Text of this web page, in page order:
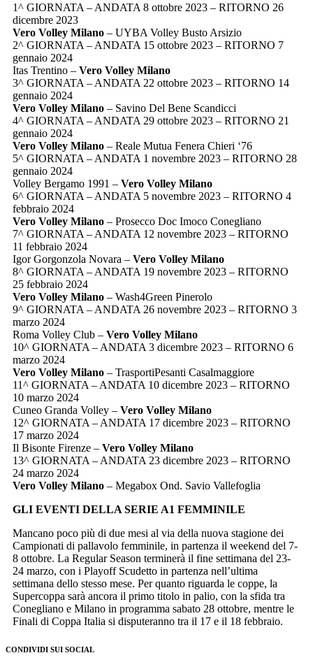
1^ GIORNATA – ANDATA 8 ottobre 2023 – RITORNO 26
dicembre 2023
Vero Volley Milano – UYBA Volley Busto Arsizio
2^ GIORNATA – ANDATA 15 ottobre 2023 – RITORNO 7
gennaio 2024
Itas Trentino – Vero Volley Milano
3^ GIORNATA – ANDATA 22 ottobre 2023 – RITORNO 14
gennaio 2024
Vero Volley Milano – Savino Del Bene Scandicci
4^ GIORNATA – ANDATA 29 ottobre 2023 – RITORNO 21
gennaio 2024
Vero Volley Milano – Reale Mutua Fenera Chieri ‘76
5^ GIORNATA – ANDATA 1 novembre 2023 – RITORNO 28
gennaio 2024
Volley Bergamo 1991 – Vero Volley Milano
6^ GIORNATA – ANDATA 5 novembre 2023 – RITORNO 4
febbraio 2024
Vero Volley Milano – Prosecco Doc Imoco Conegliano
7^ GIORNATA – ANDATA 12 novembre 2023 – RITORNO
11 febbraio 2024
Igor Gorgonzola Novara – Vero Volley Milano
8^ GIORNATA – ANDATA 19 novembre 2023 – RITORNO
25 febbraio 2024
Vero Volley Milano – Wash4Green Pinerolo
9^ GIORNATA – ANDATA 26 novembre 2023 – RITORNO 3
marzo 2024
Roma Volley Club – Vero Volley Milano
10^ GIORNATA – ANDATA 3 dicembre 2023 – RITORNO 6
marzo 2024
Vero Volley Milano – TrasportiPesanti Casalmaggiore
11^ GIORNATA – ANDATA 10 dicembre 2023 – RITORNO
10 marzo 2024
Cuneo Granda Volley – Vero Volley Milano
12^ GIORNATA – ANDATA 17 dicembre 2023 – RITORNO
17 marzo 2024
Il Bisonte Firenze – Vero Volley Milano
13^ GIORNATA – ANDATA 23 dicembre 2023 – RITORNO
24 marzo 2024
Vero Volley Milano – Megabox Ond. Savio Vallefoglia
GLI EVENTI DELLA SERIE A1 FEMMINILE
Mancano poco più di due mesi al via della nuova stagione dei
Campionati di pallavolo femminile, in partenza il weekend del 7-
8 ottobre. La Regular Season terminerà il fine settimana del 23-
24 marzo, con i Playoff Scudetto in partenza nell’ultima
settimana dello stesso mese. Per quanto riguarda le coppe, la
Supercoppa sarà ancora il primo titolo in palio, con la sfida tra
Conegliano e Milano in programma sabato 28 ottobre, mentre le
Finali di Coppa Italia si disputeranno tra il 17 e il 18 febbraio.
CONDIVIDI SUI SOCIAL